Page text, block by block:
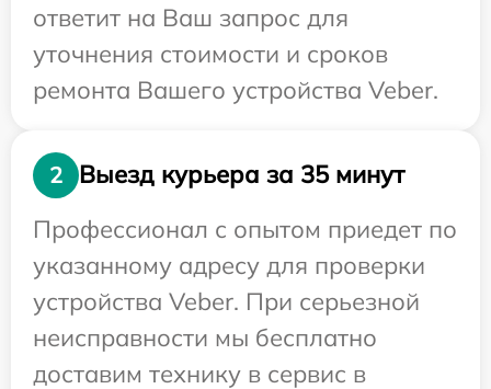
ответит на Ваш запрос для
уточнения стоимости и сроков
ремонта Вашего устройства Veber.
2
Выезд курьера за 35 минут
Профессионал с опытом приедет по
указанному адресу для проверки
устройства Veber. При серьезной
неисправности мы бесплатно
доставим технику в сервис в